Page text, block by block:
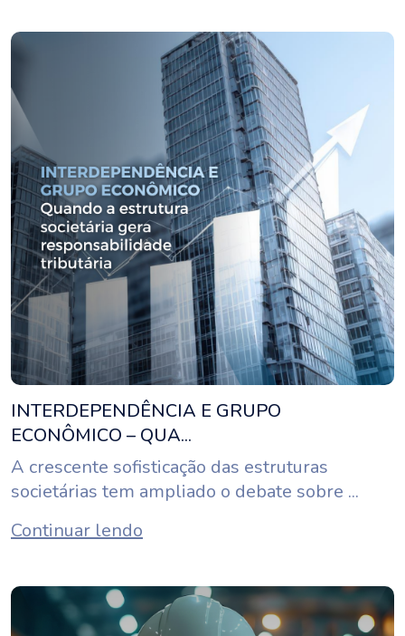
INTERDEPENDÊNCIA E GRUPO
ECONÔMICO – QUA...
A crescente sofisticação das estruturas
societárias tem ampliado o debate sobre ...
Continuar lendo